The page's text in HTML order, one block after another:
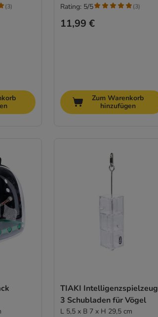
(3)
11,99 €
Rating: 5/5 (3)
Zum Warenkorb
hinzufügen
TIAKI Intelligenzspielzeug
3 Schubladen für Vögel
L 5,5 x B 7 x H 29,5 cm